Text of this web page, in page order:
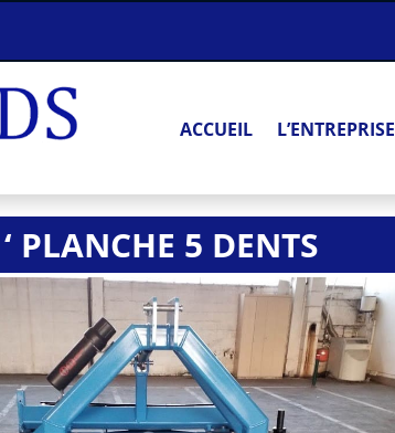
ACCUEIL L’ENTREPRISE
‘ PLANCHE 5 DENTS